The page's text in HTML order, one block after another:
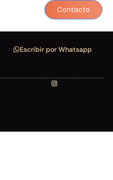
Contacto
Escribir por Whatsapp